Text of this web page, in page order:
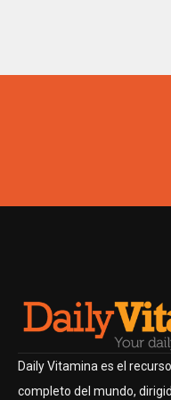
Daily Vitamina es el
completo del mundo,